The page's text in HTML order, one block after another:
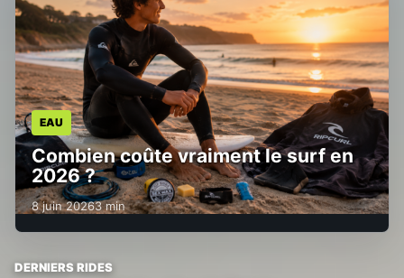
EAU
Combien coûte vraiment le surf en
2026 ?
8 juin 20263 min
DERNIERS RIDES